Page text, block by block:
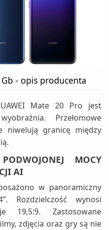
- opis producenta
Mate 20 Pro jest
Przełomowe
niwelują granicę między
MOCY
AI
w panoramiczny
Rozdzielczość wynosi
19,5:9. Zastosowane
zdjęcia oraz gry są nie